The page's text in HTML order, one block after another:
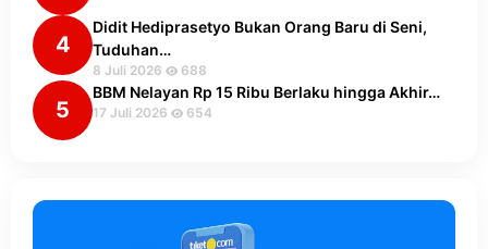
4
Didit Hediprasetyo Bukan Orang Baru di Seni,
Tuduhan…
8 Juli 2026 688
5
BBM Nelayan Rp 15 Ribu Berlaku hingga Akhir…
17 Juli 2026 654